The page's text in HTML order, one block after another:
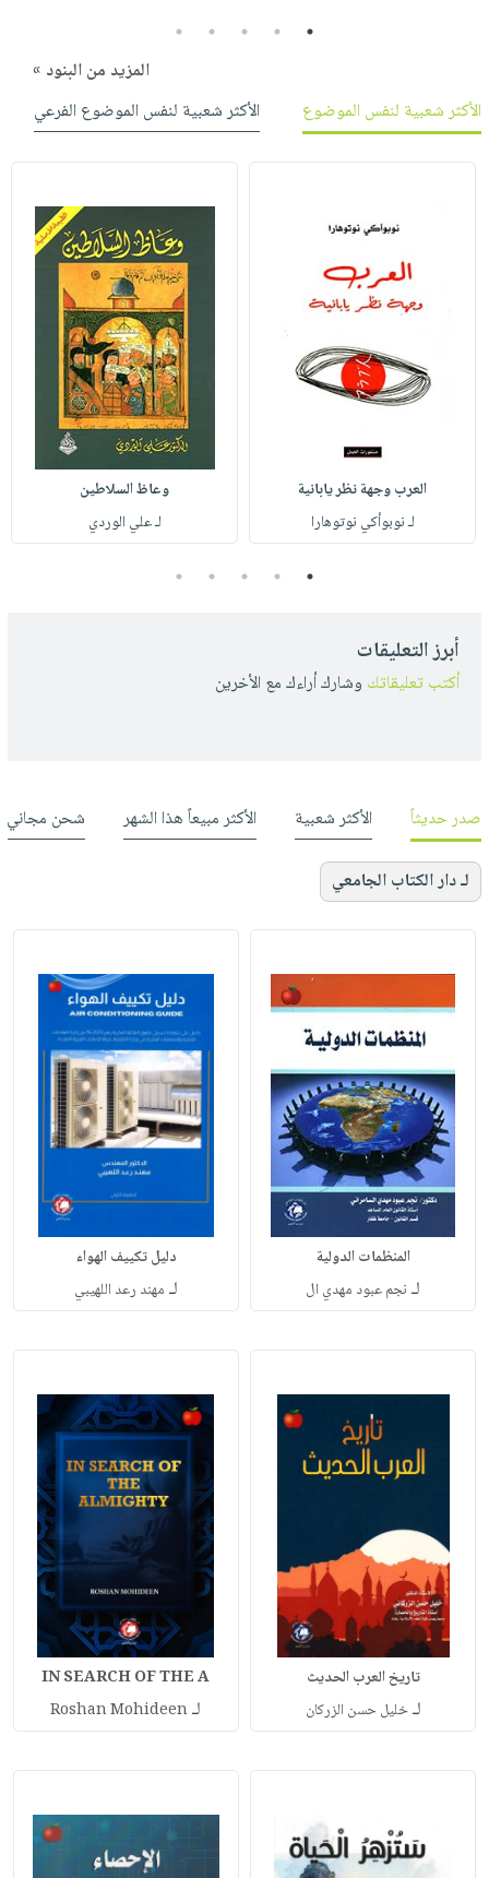
1
2
3
4
5
المزيد من البنود »
الأكثر شعبية لنفس الموضوع
الأكثر شعبية لنفس الموضوع الفرعي
العرب وجهة نظر يابانية
لـ نوبوأكي نوتوهارا
وعاظ السلاطين
لـ علي الوردي
1
2
3
4
5
أبرز التعليقات
أكتب تعليقاتك وشارك أراءك مع الأخرين
صدر حديثاً الأكثر شعبية الأكثر مبيعاً هذا الشهر شحن مجاني
لـ دار الكتاب الجامعي
المنظمات الدولية
لـ نجم عبود مهدي ال
دليل تكييف الهواء
لـ مهند رعد اللهيبي
تاريخ العرب الحديث
لـخليل حسن الزركان
IN SEARCH OF THE A
لـRoshan Mohideen